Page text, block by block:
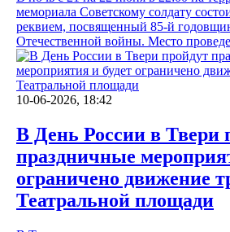
мемориала Советскому солдату
реквием, посвященный 85-й
Отечественной войны. Место
10-06-2026, 18:42
В День России в Твери
праздничные
ограничено движение
Театральной площади